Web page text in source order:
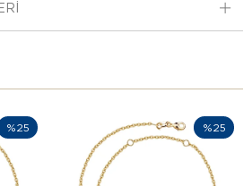
%25 %25